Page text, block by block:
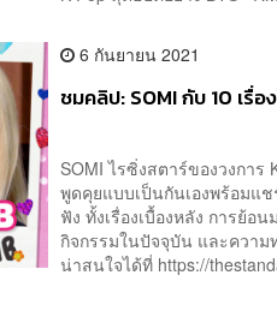
6 กันยายน 2021
ชมคลิป: SOMI กับ 10 เรื่
SOMI ไรซิ่งสตาร์ของวงการ
พูดคุยแบบเป็นกันเองพร้อมแช
ฟัง ทั้งเรื่องเบื้องหลัง การย้อ
กิจกรรมในปัจจุบัน และควา
น่าสนใจได้ที่ https://